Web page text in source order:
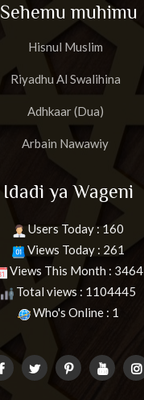
Sehemu muhimu
Hisnul Muslim
Riyadhu Al Swalihina
Adhkaar (Dua)
Arbain Nawawiy
Idadi ya Wageni
Users Today : 160
Views Today : 261
Views This Month : 3464
Total views : 1104445
Who's Online : 1